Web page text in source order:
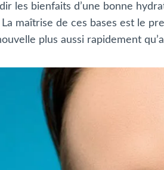
les bienfaits d’une bonne
La maîtrise de ces bases est le
plus aussi rapidement